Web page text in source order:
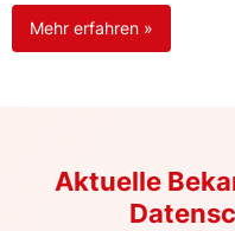
Mehr erfahren »
Aktuelle